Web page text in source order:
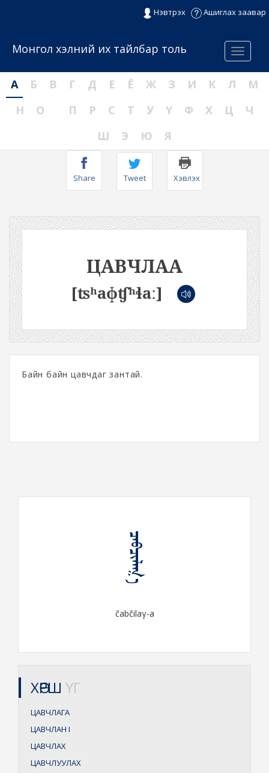
Нэвтрэх Ашиглах заавар
Menu
Монгол хэлний их тайлбар толь
А Б В Г Д Е Ё Ж З И К Л
М
Н
О П Р С Т У Ү Ф Х Ц
Ч
Ш
Э Ю Я
Share Tweet Хэвлэх
ЦАВЧЛАА
[ʦʰaɸʧʰɬaː]
Байн байн цавчдаг зантай.
ᠴᠠᠪᠴᠢᠯᠠᠭ᠎ᠠ
čabčilaγ-a
ХӨРШ ҮГ
ЦАВЧЛАГА
ЦАВЧЛАН I
ЦАВЧЛАХ
ЦАВЧЛУУЛАХ